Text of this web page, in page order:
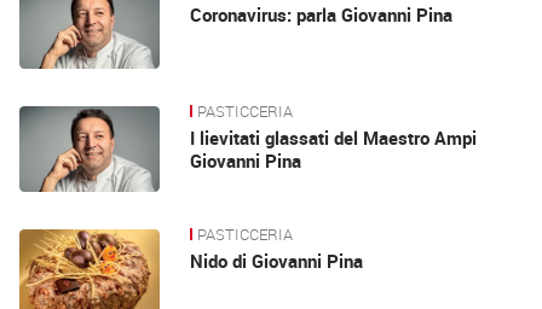
Coronavirus: parla Giovanni Pina
PASTICCERIA
I lievitati glassati del Maestro Ampi
Giovanni Pina
PASTICCERIA
Nido di Giovanni Pina